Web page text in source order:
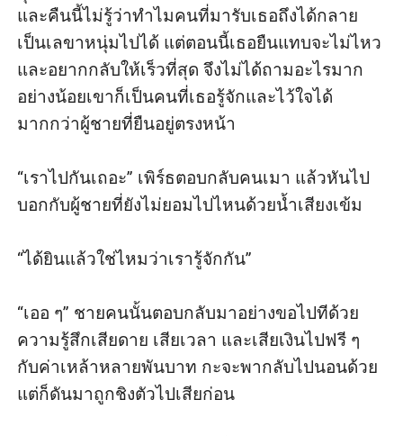
และคืนนี้ไม่รู้ว่าทำไมคนที่มารับเธอถึงได้กลาย
เป็นเลขาหนุ่มไปได้ แต่ตอนนี้เธอยืนแทบจะไม่ไหว
และอยากกลับให้เร็วที่สุด จึงไม่ได้ถามอะไรมาก
อย่างน้อยเขาก็เป็นคนที่เธอรู้จักและไว้ใจได้
มากกว่าผู้ชายที่ยืนอยู่ตรงหน้า
“เราไปกันเถอะ” เพิร์ธตอบกลับคนเมา แล้วหันไป
บอกกับผู้ชายที่ยังไม่ยอมไปไหนด้วยน้ำเสียงเข้ม
“ได้ยินแล้วใช่ไหมว่าเรารู้จักกัน”
“เออ ๆ” ชายคนนั้นตอบกลับมาอย่างขอไปทีด้วย
ความรู้สึกเสียดาย เสียเวลา และเสียเงินไปฟรี ๆ
กับค่าเหล้าหลายพันบาท กะจะพากลับไปนอนด้วย
แต่ก็ดันมาถูกชิงตัวไปเสียก่อน